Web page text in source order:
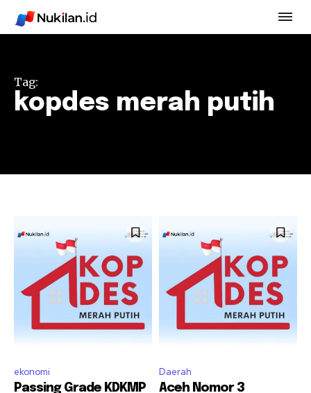
Tag:
kopdes merah putih
ekonomi
Passing Grade KDKMP
Daerah
Aceh Nomor 3